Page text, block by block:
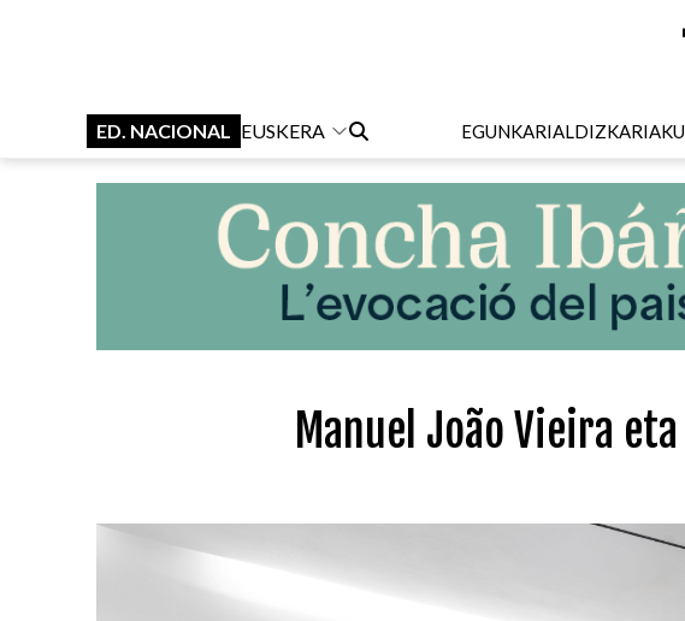
ED. NACIONAL EUSKERA EGUNKARIALDIZKARIA
Manuel João Vieira